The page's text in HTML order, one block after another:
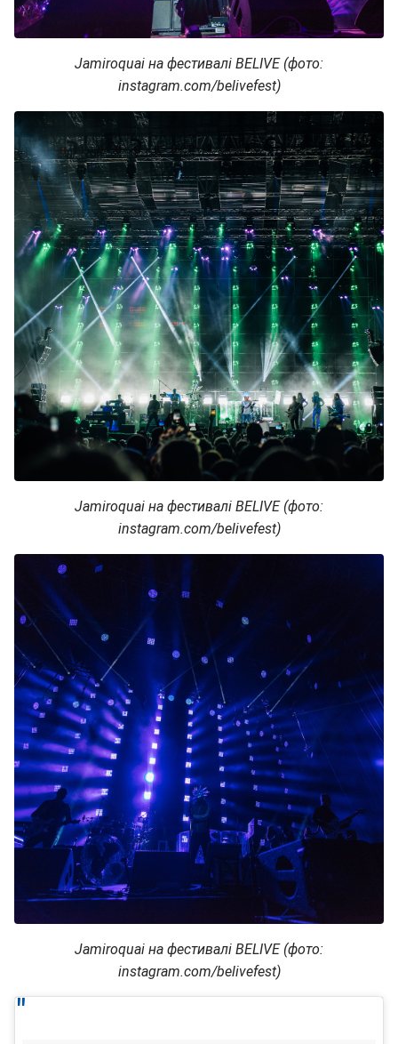
Jamiroquai на фестивалі BELIVE (фото:
instagram.com/belivefest)
Jamiroquai на фестивалі BELIVE (фото:
instagram.com/belivefest)
Jamiroquai на фестивалі BELIVE (фото:
instagram.com/belivefest)